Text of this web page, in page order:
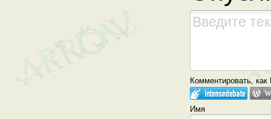
Комментировать, как
Имя